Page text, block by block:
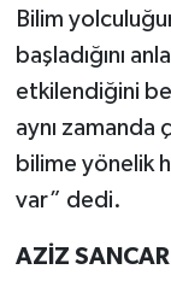
Bilim
başladığını
etkilendiğini
aynı
bilime yönelik
var” dedi.
AZİZ